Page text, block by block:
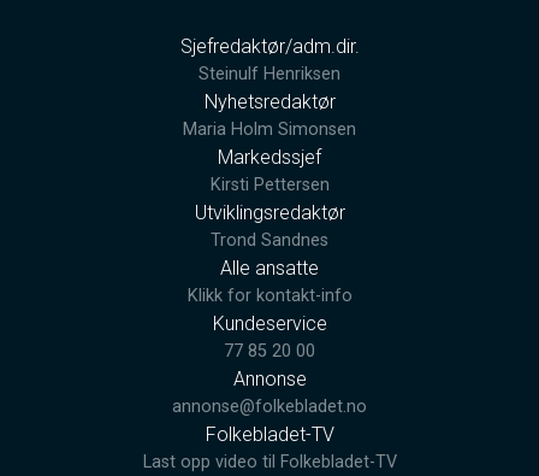
Sjefredaktør/adm.dir.
Steinulf Henriksen
Nyhetsredaktør
Maria Holm Simonsen
Markedssjef
Kirsti Pettersen
Utviklingsredaktør
Trond Sandnes
Alle ansatte
Klikk for kontakt-info
Kundeservice
77 85 20 00
Annonse
annonse@folkebladet.no
Folkebladet-TV
Last opp video til Folkebladet-TV